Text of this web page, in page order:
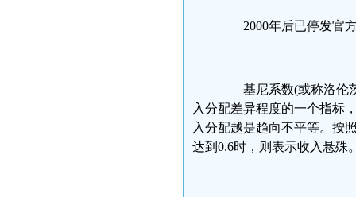
2000年后已停发官
基尼系数(或称洛伦茨
入分配差异程度的一个指标
入分配越是趋向不平等。按
达到0.6时，则表示收入悬殊